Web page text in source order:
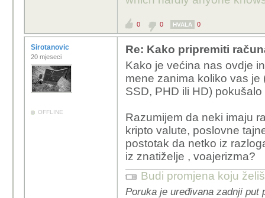
0 0 HVALA 0
Sirotanovic
20 mjeseci
OFFLINE
Re: Kako pripremiti
Kako je većina nas ovdje
mene zanima koliko vas
SSD, PHD ili HD)
Razumijem da neki imaju
kripto valute, poslovne
postotak da netko iz
iz znatiželje , voajerizma?
Budi promjena koju
Poruka je uređivana zadnji put